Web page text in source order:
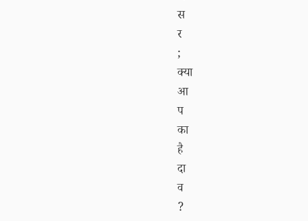
स
र
;
क्या
आ
प
का
है
दा
व
?